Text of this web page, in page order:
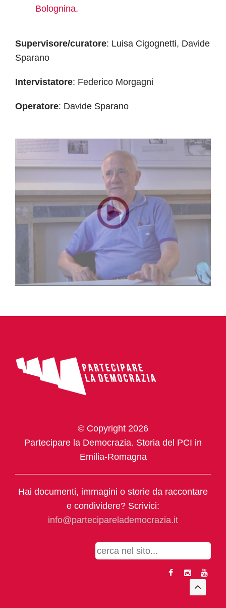
Bolognina.
Supervisore/curatore: Luisa Cigognetti, Davide
Sparano
Intervistatore: Federico Morgagni
Operatore: Davide Sparano
© Copyright 2026
Partecipare la Democrazia. Storia del PCI in
Emilia-Romagna
Hai documenti, immagini o storie da raccontare
e condividere? Scrivici:
info@parteciparelademocrazia.it